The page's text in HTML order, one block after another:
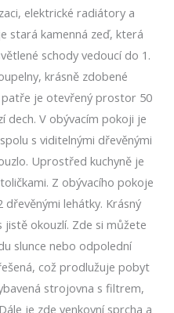
elektrické radiátory a
stará kamenná zeď, která
schody vedoucí do 1.
krásně zdobené
patře je otevřený prostor 50
dech. V obývacím pokoji je
s viditelnými dřevěnými
Uprostřed kuchyně je
Z obývacího pokoje
lehátky. Krásný
okouzlí. Zde si můžete
slunce nebo odpolední
což prodlužuje pobyt
strojovna s filtrem,
je zde venkovní sprcha a